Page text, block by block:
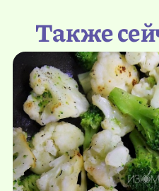
Также